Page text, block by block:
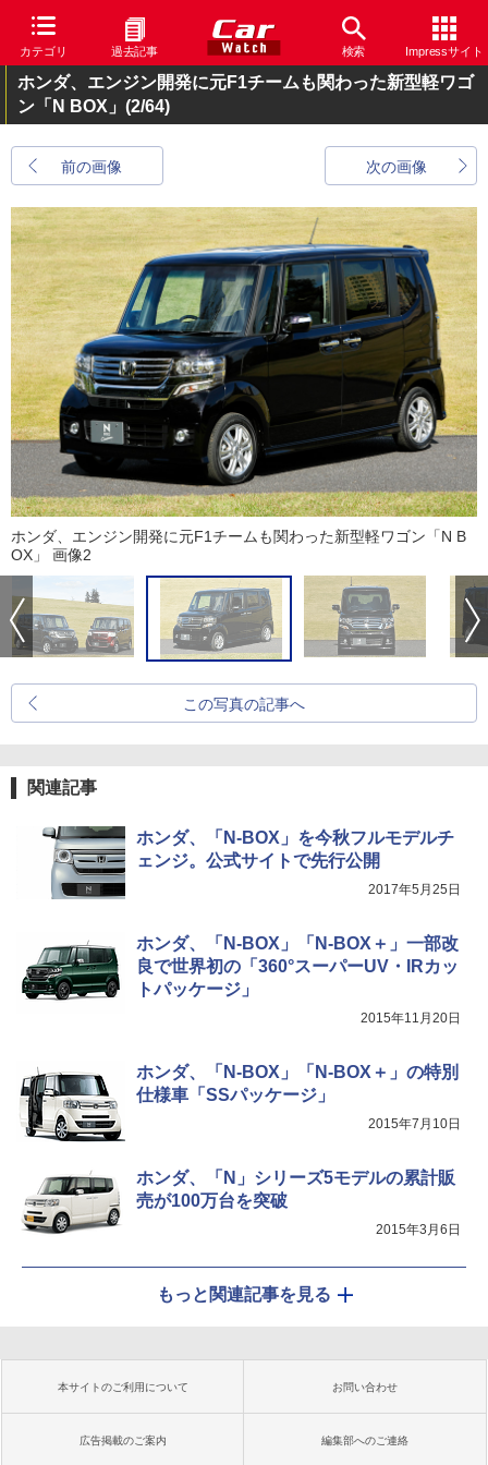
カテゴリ 過去記事 検索 Impressサイト
ホンダ、エンジン開発に元F1チームも関わった新型軽ワゴ
ン「N BOX」 (2/64)
前の画像 次の画像
ホンダ、エンジン開発に元F1チームも関わった新型軽ワゴン「N B
OX」 画像2
この写真の記事へ
関連記事
ホンダ、「N-BOX」を今秋フルモデルチ
ェンジ。公式サイトで先行公開
2017年5月25日
ホンダ、「N-BOX」「N-BOX＋」一部改
良で世界初の「360°スーパーUV・IRカッ
トパッケージ」
2015年11月20日
ホンダ、「N-BOX」「N-BOX＋」の特別
仕様車「SSパッケージ」
2015年7月10日
ホンダ、「N」シリーズ5モデルの累計販
売が100万台を突破
2015年3月6日
もっと関連記事を見る
本サイトのご利用について お問い合わせ
広告掲載のご案内 編集部へのご連絡